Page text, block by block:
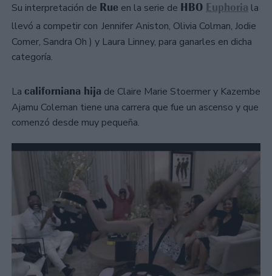
Su interpretación de Rue en la serie de HBO Euphoria la
llevó a competir con Jennifer Aniston, Olivia Colman, Jodie
Comer, Sandra Oh ) y Laura Linney, para ganarles en dicha
categoría.
La californiana hija de Claire Marie Stoermer y Kazembe
Ajamu Coleman tiene una carrera que fue un ascenso y que
comenzó desde muy pequeña.